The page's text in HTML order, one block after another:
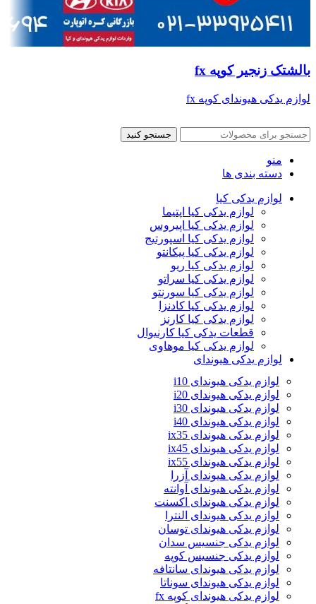
بالشتک زنجیر کوپه fx
لوازم یدکی هیوندای کوپه fx
جستجو کنید
منو
دسته بندی ها
لوازم یدکی کیا
لوازم یدکی کیا اپتیما
لوازم یدکی کیا اپیروس
لوازم یدکی کیا اسپورتیج
لوازم یدکی کیا پیکانتو
لوازم یدکی کیا ریو
لوازم یدکی کیا سراتو
لوازم یدکی کیا سورنتو
لوازم یدکی کیا کادنزا
لوازم یدکی کیا کارنز
قطعات یدکی کیا کارنیوال
لوازم یدکی کیا موهاوی
لوازم یدکی هیوندای
لوازم یدکی هیوندای i10
لوازم یدکی هیوندای i20
لوازم یدکی هیوندای i30
لوازم یدکی هیوندای i40
لوازم یدکی هیوندای ix35
لوازم یدکی هیوندای ix45
لوازم یدکی هیوندای ix55
لوازم یدکی هیوندای آزرا
لوازم یدکی هیوندای آوانته
لوازم یدکی هیوندای اکسنت
لوازم یدکی هیوندای النترا
لوازم یدکی هیوندای توسان
لوازم یدکی جنسیس سدان
لوازم یدکی جنسیس کوپه
لوازم یدکی هیوندای سانتافه
لوازم یدکی هیوندای سوناتا
لوازم یدکی هیوندای کوپه fx